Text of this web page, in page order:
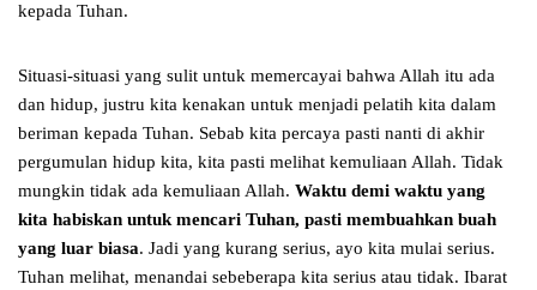
kepada Tuhan.
Situasi-situasi yang sulit untuk memercayai bahwa Allah itu ada
dan hidup, justru kita kenakan untuk menjadi pelatih kita dalam
beriman kepada Tuhan. Sebab kita percaya pasti nanti di akhir
pergumulan hidup kita, kita pasti melihat kemuliaan Allah. Tidak
mungkin tidak ada kemuliaan Allah. Waktu demi waktu yang
kita habiskan untuk mencari Tuhan, pasti membuahkan buah
yang luar biasa. Jadi yang kurang serius, ayo kita mulai serius.
Tuhan melihat, menandai sebeberapa kita serius atau tidak. Ibarat